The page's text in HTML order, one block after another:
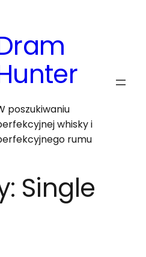
poszukiwaniu
whisky i
rumu
Single